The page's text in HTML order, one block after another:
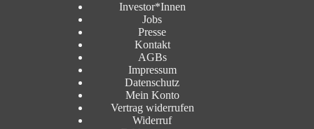
Investor*Innen
Jobs
Presse
Kontakt
AGBs
Impressum
Datenschutz
Mein Konto
Vertrag widerrufen
Widerruf